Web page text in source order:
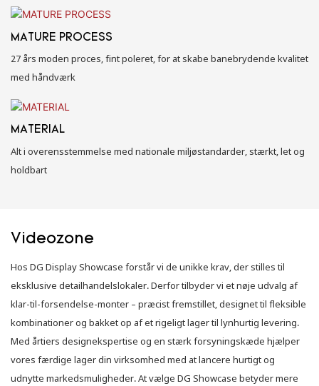
MATURE PROCESS
27 års moden proces, fint poleret, for at skabe banebrydende kvalitet
med håndværk
MATERIAL
Alt i overensstemmelse med nationale miljøstandarder, stærkt, let og
holdbart
Videozone
Hos DG Display Showcase forstår vi de unikke krav, der stilles til
eksklusive detailhandelslokaler. Derfor tilbyder vi et nøje udvalg af
klar-til-forsendelse-monter – præcist fremstillet, designet til fleksible
kombinationer og bakket op af et rigeligt lager til lynhurtig levering.
Med årtiers designekspertise og en stærk forsyningskæde hjælper
vores færdige lager din virksomhed med at lancere hurtigt og
udnytte markedsmuligheder. At vælge DG Showcase betyder mere